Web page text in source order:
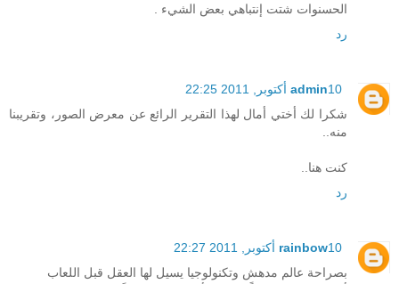
الحسنوات شتت إنتباهي بعض الشيء .
رد
admin10 أكتوبر, 2011 22:25
شكرا لك أختي أمال لهذا التقرير الرائع عن معرض الصور، وتقريبنا
منه..
كنت هنا..
رد
rainbow10 أكتوبر, 2011 22:27
بصراحة عالم مدهش وتكنولوجيا يسيل لها العقل قبل اللعاب